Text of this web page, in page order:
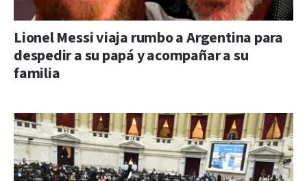
Lionel Messi viaja rumbo a Argentina para
despedir a su papá y acompañar a su
familia